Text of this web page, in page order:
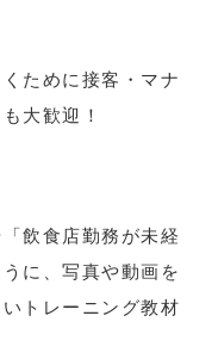
ために接客・マナ
大歓迎！
飲食店勤務が未経
に、写真や動画を
トレーニング教材